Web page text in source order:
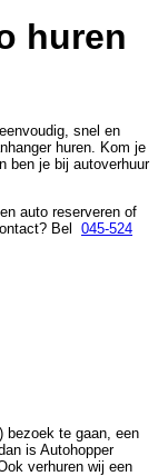
huren
snel en
huren. Kom je
ben je bij autoverhuur
auto reserveren of
Bel 045-524
bezoek te gaan, een
is Autohopper
verhuren wij een